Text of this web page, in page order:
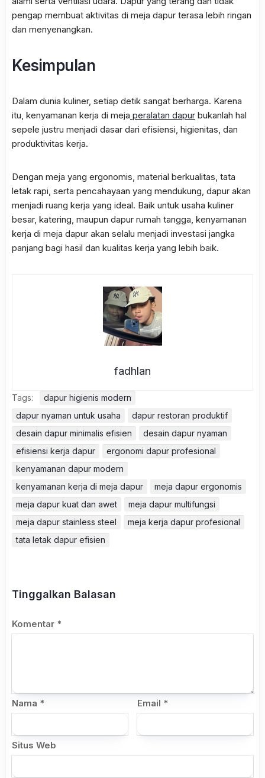
pengap membuat aktivitas di meja dapur terasa lebih ringan
dan menyenangkan.
Kesimpulan
Dalam dunia kuliner, setiap detik sangat berharga. Karena
itu, kenyamanan kerja di meja peralatan dapur bukanlah hal
sepele justru menjadi dasar dari efisiensi, higienitas, dan
produktivitas kerja.
Dengan meja yang ergonomis, material berkualitas, tata
letak rapi, serta pencahayaan yang mendukung, dapur akan
menjadi ruang kerja yang ideal. Baik untuk usaha kuliner
besar, katering, maupun dapur rumah tangga, kenyamanan
kerja di meja dapur akan selalu menjadi investasi jangka
panjang bagi hasil dan kualitas kerja yang lebih baik.
fadhlan
Tags:
dapur higienis modern
dapur nyaman untuk usaha
dapur restoran produktif
desain dapur minimalis efisien
desain dapur nyaman
efisiensi kerja dapur
ergonomi dapur profesional
kenyamanan dapur modern
kenyamanan kerja di meja dapur
meja dapur ergonomis
meja dapur kuat dan awet
meja dapur multifungsi
meja dapur stainless steel
meja kerja dapur profesional
tata letak dapur efisien
Tinggalkan Balasan
Komentar *
Nama * Email *
Situs Web